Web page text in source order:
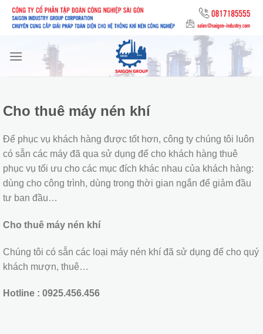
Skip
Cho thuê máy nén khí
Để phục vụ khách hàng được tốt hơn, công ty chúng tôi luôn
có sẵn các máy đã qua sử dụng để cho khách hàng thuê
phục vụ tối ưu cho các mục đích khác nhau của khách hàng:
dùng cho công trình, dùng trong thời gian ngắn để giảm đầu
tư ban đầu…
Cho thuê máy nén khí
Chúng tôi có sẵn các loại máy nén khí đã sử dụng để cho quý
khách mượn, thuê…
Hotline : 0925.456.456